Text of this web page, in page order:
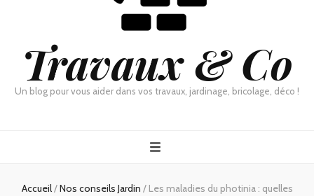
Travaux & Co
Un blog pour vous aider dans vos travaux, jardinage, bricolage, déco !
Accueil/Nos conseils Jardin / Les maladies du photinia : quelles